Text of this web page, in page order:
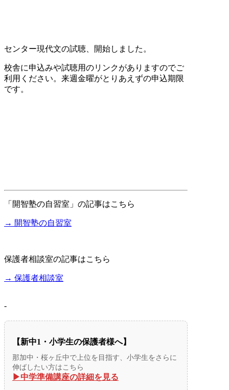
センター現代文の試聴、開始しました。
校舎に申込みや試聴用のリンクがありますのでご
利用ください。来週金曜がとりあえずの申込期限
です。
「開智塾の自習室」の記事はこちら
→ 開智塾の自習室
保護者相談室の記事はこちら
→ 保護者相談室
-
【新中1・小学生の保護者様へ】
那加中・桜ヶ丘中で上位を目指す、小学生をさらに
伸ばしたい方はこちら
▶︎中学準備講座の詳細を見る